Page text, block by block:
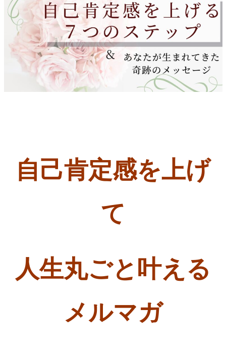
自己肯定感を上げ
て
人生丸ごと叶える
メルマガ